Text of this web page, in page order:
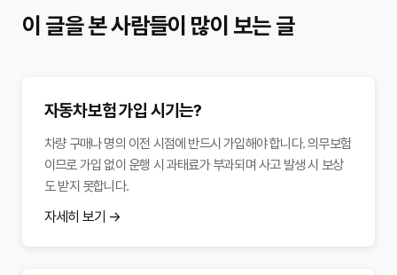
이 글을 본 사람들이 많이 보는 글
자동차보험 가입 시기는?
차량 구매나 명의 이전 시점에 반드시 가입해야 합니다. 의무보험
이므로 가입 없이 운행 시 과태료가 부과되며 사고 발생 시 보상
도 받지 못합니다.
자세히 보기 →